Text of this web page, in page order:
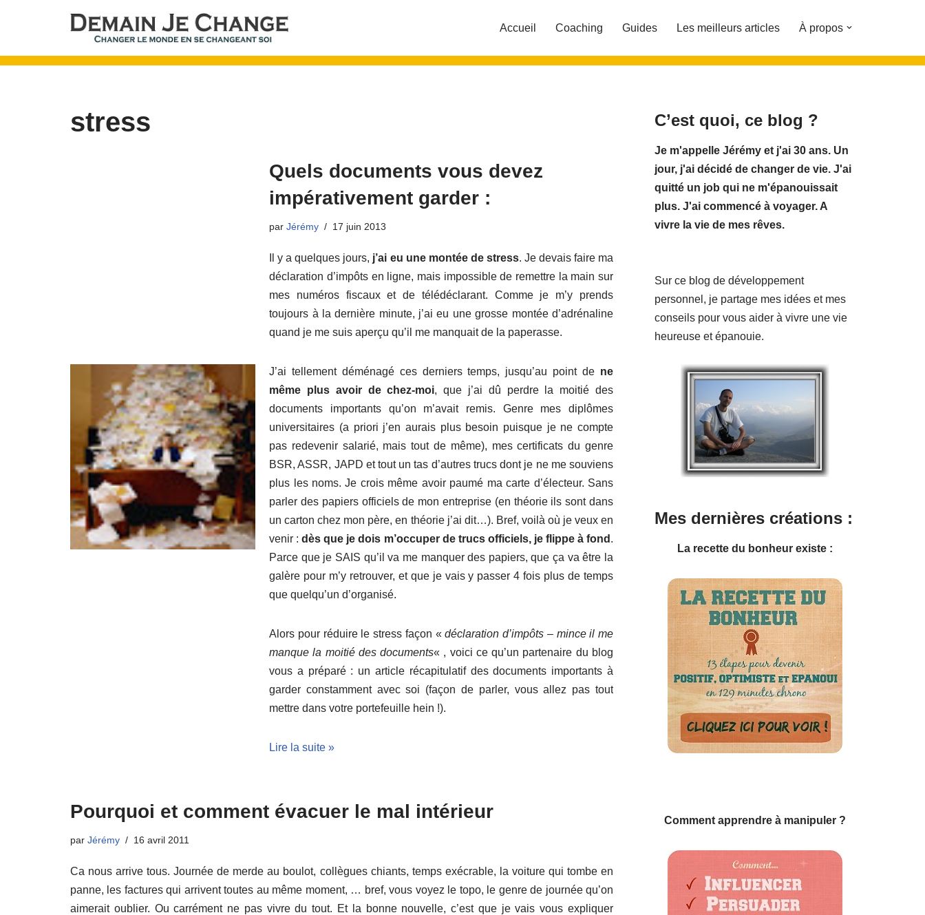
au
Accueil Coaching Guides Les meilleurs articles À propos
stress
Quels documents vous devez
impérativement garder :
parJérémy 17 juin 2013
Il y a quelques jours, j’ai eu une montée de stress. Je devais faire ma
déclaration d’impôts en ligne, mais impossible de remettre la main sur
mes numéros fiscaux et de télédéclarant. Comme je m’y prends
toujours à la dernière minute, j’ai eu une grosse montée d’adrénaline
quand je me suis aperçu qu’il me manquait de la paperasse.
J’ai tellement déménagé ces derniers temps, jusqu’au point de ne
même plus avoir de chez-moi, que j’ai dû perdre la moitié des
documents importants qu’on m’avait remis. Genre mes diplômes
universitaires (a priori j’en aurais plus besoin puisque je ne compte
pas redevenir salarié, mais tout de même), mes certificats du genre
BSR, ASSR, JAPD et tout un tas d’autres trucs dont je ne me souviens
plus les noms. Je crois même avoir paumé ma carte d’électeur. Sans
parler des papiers officiels de mon entreprise (en théorie ils sont dans
un carton chez mon père, en théorie j’ai dit…). Bref, voilà où je veux en
venir :dès que je dois m’occuper de trucs officiels, je flippe à fond .
Parce que je SAIS qu’il va me manquer des papiers, que ça va être la
galère pour m’y retrouver, et que je vais y passer 4 fois plus de temps
que quelqu’un d’organisé.
Alors pour réduire le stress façon «déclaration d’impôts – mince il me
manque la moitié des documents« , voici ce qu’un partenaire du blog
vous a préparé : un article récapitulatif des documents importants à
garder constamment avec soi (façon de parler, vous allez pas tout
mettre dans votre portefeuille hein !).
Lire la suite »
Pourquoi et comment évacuer le mal intérieur
par Jérémy 16 avril 2011
Ca nous arrive tous. Journée de merde au boulot, collègues chiants, temps exécrable, la voiture qui tombe en
panne, les factures qui arrivent toutes au même moment, … bref, vous voyez le topo, le genre de journée qu’on
aimerait oublier. Ou carrément ne pas vivre du tout. Et la bonne nouvelle, c’est que je vais vous expliquer
C’est quoi, ce blog ?
Je m'appelle Jérémy et j'ai 30 ans. Un
jour, j'ai décidé de changer de vie. J'ai
quitté un job qui ne m'épanouissait
plus. J'ai commencé à voyager. A
vivre la vie de mes rêves.
Sur ce blog de développement
personnel, je partage mes idées et mes
conseils pour vous aider à vivre une vie
heureuse et épanouie.
Mes dernières créations :
La recette du bonheur existe :
Comment apprendre à manipuler ?